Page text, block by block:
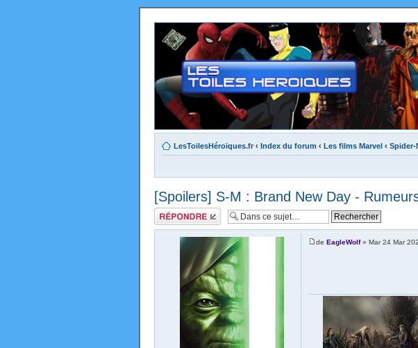
LesToilesHéroïques.fr ‹ Index du forum ‹ Les films Marvel ‹ Spider-
[Spoilers] S-M : Brand New Day -
Répondre
de EagleWolf» Mar 24 Mar